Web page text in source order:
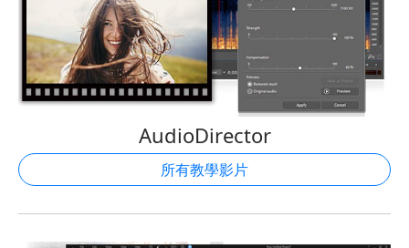
AudioDirector
所有教學影片